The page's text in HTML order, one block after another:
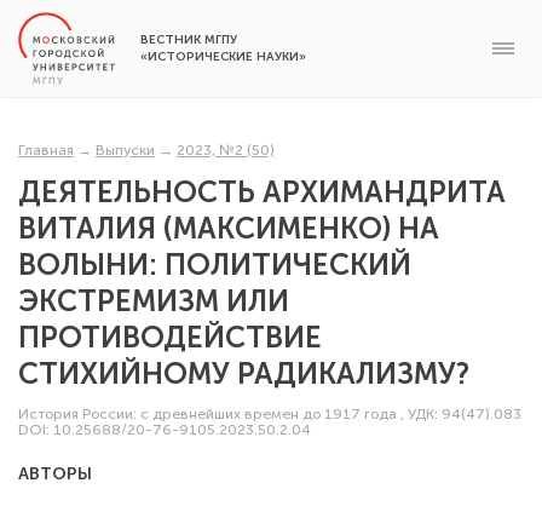
ВЕСТНИК МГПУ
«ИСТОРИЧЕСКИЕ НАУКИ»
Главная → Выпуски → 2023, №2 (50)
ДЕЯТЕЛЬНОСТЬ АРХИМАНДРИТА
ВИТАЛИЯ (МАКСИМЕНКО) НА
ВОЛЫНИ: ПОЛИТИЧЕСКИЙ
ЭКСТРЕМИЗМ ИЛИ
ПРОТИВОДЕЙСТВИЕ
СТИХИЙНОМУ РАДИКАЛИЗМУ?
История России: с древнейших времен до 1917 года , УДК: 94(47).083
DOI: 10.25688/20-76-9105.2023.50.2.04
АВТОРЫ